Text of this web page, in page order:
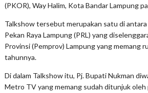
(PKOR), Way Halim, Kota Bandar Lampung
Talkshow tersebut merupakan satu di
Pekan Raya Lampung (PRL) yang
Provinsi (Pemprov) Lampung yang memang
tahunnya.
Di dalam Talkshow itu, Pj. Bupati Nukman
Metro TV yang memang sudah ditunjuk oleh